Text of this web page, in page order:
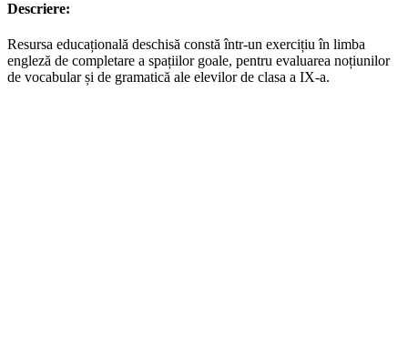
Descriere:
Resursa educațională deschisă constă într-un exercițiu în limba
engleză de completare a spațiilor goale, pentru evaluarea noțiunilor
de vocabular și de gramatică ale elevilor de clasa a IX-a.